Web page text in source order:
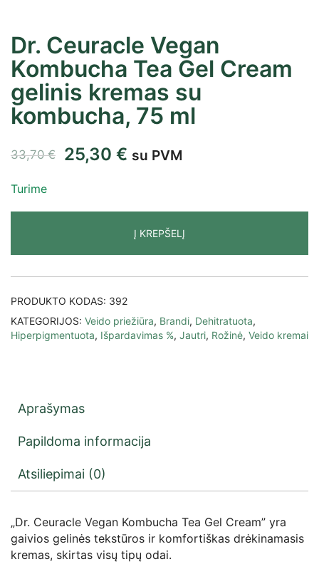
Dr. Ceuracle Vegan
Kombucha Tea Gel Cream
gelinis kremas su
kombucha, 75 ml
33,70€ 25,30 € su PVM
Turime
Į KREPŠELĮ
PRODUKTO KODAS: 392
KATEGORIJOS: Veido priežiūra, Brandi, Dehitratuota,
Hiperpigmentuota, Išpardavimas %, Jautri, Rožinė, Veido kremai
Aprašymas
Papildoma informacija
Atsiliepimai (0)
„Dr. Ceuracle Vegan Kombucha Tea Gel Cream” yra
gaivios gelinės tekstūros ir komfortiškas drėkinamasis
kremas, skirtas visų tipų odai.